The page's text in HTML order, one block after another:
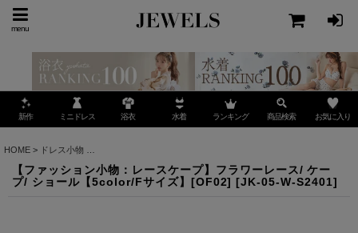
menu
新作 ミニドレス 浴衣 水着 ランキング 商品検索 お気に入り
HOME > ドレス小物
【ファッション小物：レースケープ】フラワーレース/ ケー
プ/ ショール【5color/Fサイズ】[OF02] [JK-05-W-S2401]